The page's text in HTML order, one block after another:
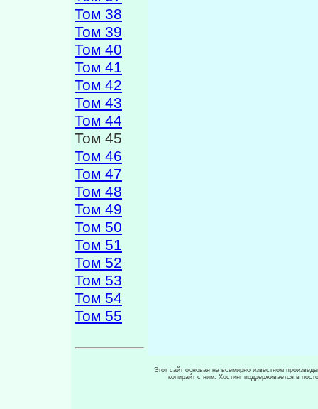
Том 38
Том 39
Том 40
Том 41
Том 42
Том 43
Том 44
Том 45
Том 46
Том 47
Том 48
Том 49
Том 50
Том 51
Том 52
Том 53
Том 54
Том 55
Этот сайт основан на всемирно известном
копирайт с ним. Хостинг поддерживается в